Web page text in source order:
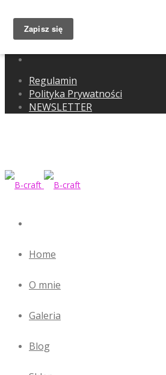
Regulamin
Polityka Prywatności
NEWSLETTER
Home
O mnie
Galeria
Blog